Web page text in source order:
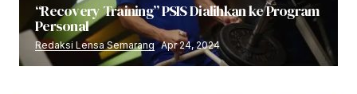
“Recovery Training” PSIS Dialihkan ke Program
Personal
Redaksi Lensa Semarang Apr 24, 2024